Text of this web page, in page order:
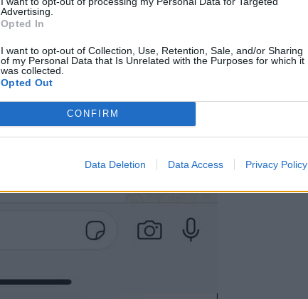
Advertising.
Opted In
I want to opt-out of Collection, Use, Retention, Sale, and/or Sharing
of my Personal Data that Is Unrelated with the Purposes for which it
was collected.
Opted Out
CONFIRM
Data Deletion Data Access Privacy Policy